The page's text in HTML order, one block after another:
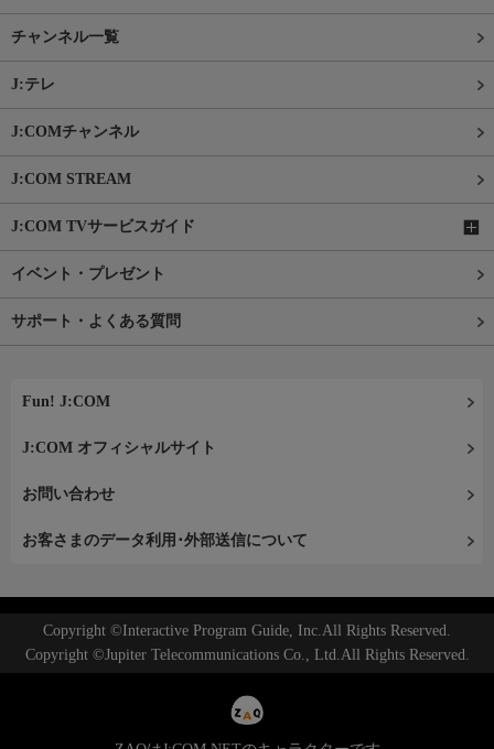
チャンネル一覧
J:テレ
J:COMチャンネル
J:COM STREAM
J:COM TVサービスガイド
イベント・プレゼント
サポート・よくある質問
Fun! J:COM
J:COM オフィシャルサイト
お問い合わせ
お客さまのデータ利用･外部送信について
Copyright ©Interactive Program Guide, Inc.All Rights Reserved.
Copyright ©Jupiter Telecommunications Co., Ltd.All Rights Reserved.